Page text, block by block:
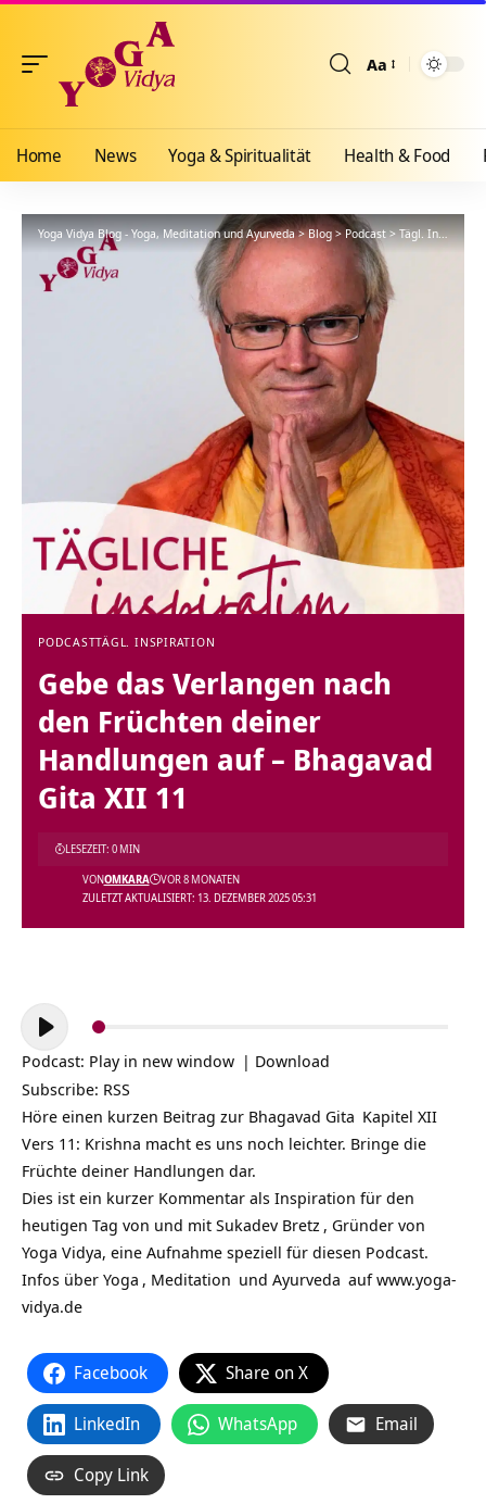
Aa
Home News Yoga & Spiritualität Health & Food
Yoga Vidya Blog - Yoga, Meditation und Ayurveda>Blog>Podcast>Tägl. Inspiration
PODCASTTÄGL. INSPIRATION
Gebe das Verlangen nach
den Früchten deiner
Handlungen auf – Bhagavad
Gita XII 11
ZULETZT AKTUALISIERT: 13. DEZEMBER 2025 05:31
VONOMKARA VOR 8 MONATEN
LESEZEIT: 0 MIN
Audio-
Player
Podcast: Play in new window | Download
Subscribe: RSS
Höre einen kurzen Beitrag zur Bhagavad Gita Kapitel XII
Vers 11: Krishna macht es uns noch leichter. Bringe die
Früchte deiner Handlungen dar.
Dies ist ein kurzer Kommentar als Inspiration für den
heutigen Tag von und mit Sukadev Bretz , Gründer von
Yoga Vidya, eine Aufnahme speziell für diesen Podcast.
Infos über Yoga , Meditation und Ayurveda aufwww.yoga-
vidya.de
Facebook Share on X
LinkedIn WhatsApp Email
Copy Link